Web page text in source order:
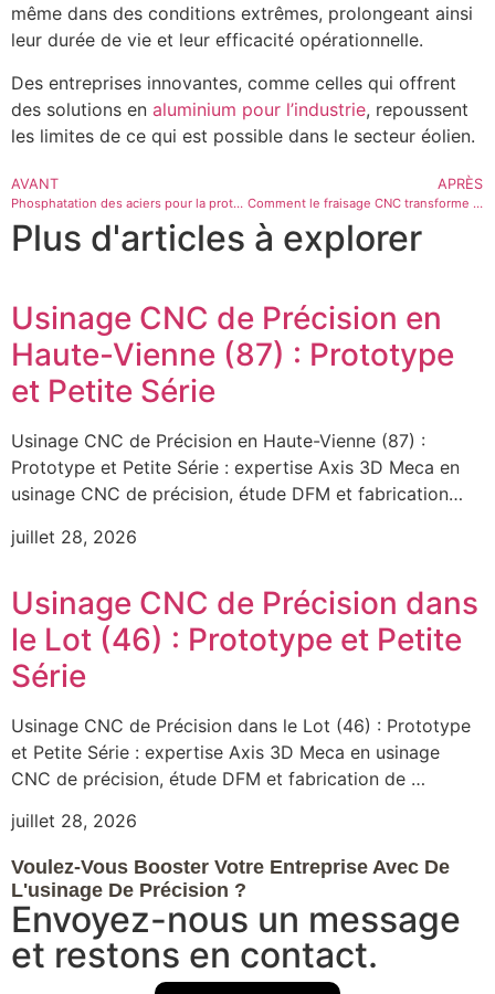
même dans des conditions extrêmes, prolongeant ainsi
leur durée de vie et leur efficacité opérationnelle.
Des entreprises innovantes, comme celles qui offrent
des solutions en aluminium pour l’industrie, repoussent
les limites de ce qui est possible dans le secteur éolien.
AVANT
Phosphatation des aciers pour la protection contre l’usure
APRÈS
Comment le fraisage CNC transforme le secteur de l’aéronautique
Plus d'articles à explorer
Usinage CNC de Précision en
Haute-Vienne (87) : Prototype
et Petite Série
Usinage CNC de Précision en Haute-Vienne (87) :
Prototype et Petite Série : expertise Axis 3D Meca en
usinage CNC de précision, étude DFM et fabrication…
juillet 28, 2026
Usinage CNC de Précision dans
le Lot (46) : Prototype et Petite
Série
Usinage CNC de Précision dans le Lot (46) : Prototype
et Petite Série : expertise Axis 3D Meca en usinage
CNC de précision, étude DFM et fabrication de …
juillet 28, 2026
Voulez-Vous Booster Votre Entreprise Avec De
L'usinage De Précision ?
Envoyez-nous un message
et restons en contact.